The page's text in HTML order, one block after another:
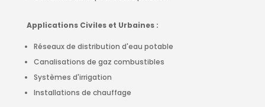
Applications Civiles et Urbaines :
Réseaux de distribution d'eau potable
Canalisations de gaz combustibles
Systèmes d'irrigation
Installations de chauffage